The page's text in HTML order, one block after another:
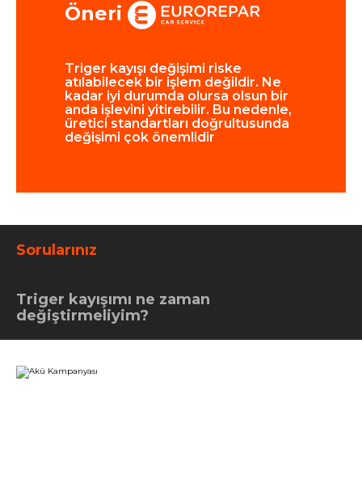
Öneri
Triger kayışı değişimi riske
atılabilecek bir işlem değildir. Ne
kadar iyi durumda olursa olsun bir
anda işlevini yitirebilir. Bu nedenle,
üretici standartları doğrultusunda
değişimi çok önemlidir
Sorularınız
Triger kayışımı ne zaman
değiştirmeliyim?